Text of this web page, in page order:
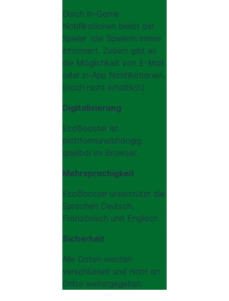
Durch in-Game
Notifikationen bleibt der
Spieler /die Spielerin immer
informiert. Zudem gibt es
die Möglichkeit von E-Mail
oder in-App Notifikationen.
(noch nicht erhältlich)
Digitalisierung
EcoBooster ist
plattformunabhängig:
spielbar im Browser.
Mehrsprachigkeit
EcoBooster unterstützt die
Sprachen Deutsch,
Französisch und Englisch.
Sicherheit
Alle Daten werden
verschlüsselt und nicht an
Dritte weitergegeben.